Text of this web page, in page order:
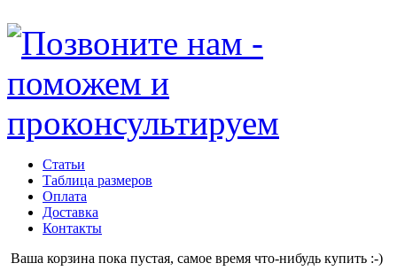
Статьи
Таблица размеров
Оплата
Доставка
Контакты
Ваша корзина пока пустая, cамое время что-нибудь купить :-)